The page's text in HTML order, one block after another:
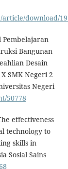
download/
Pembelajaran
Bangunan
Desain
SMK Negeri 2
Negeri
50778
effectiveness
technology to
skills in
Sosial Sains